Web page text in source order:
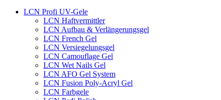
LCN Profi UV-Gele
LCN Haftvermittler
LCN Aufbau & Verlängerungsgel
LCN French Gel
LCN Versiegelungsgel
LCN Camouflage Gel
LCN Wet Nails Gel
LCN AFO Gel System
LCN Fusion Poly-Acryl Gel
LCN Farbgele